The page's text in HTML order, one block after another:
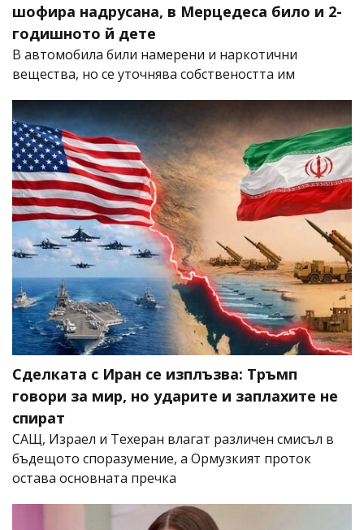
шофира надрусана, в Мерцедеса било и 2-
годишното й дете
В автомобила били намерени и наркотични
вещества, но се уточнява собствеността им
Сделката с Иран се изплъзва: Тръмп
говори за мир, но ударите и заплахите не
спират
САЩ, Израел и Техеран влагат различен смисъл в
бъдещото споразумение, а Ормузкият проток
остава основната пречка